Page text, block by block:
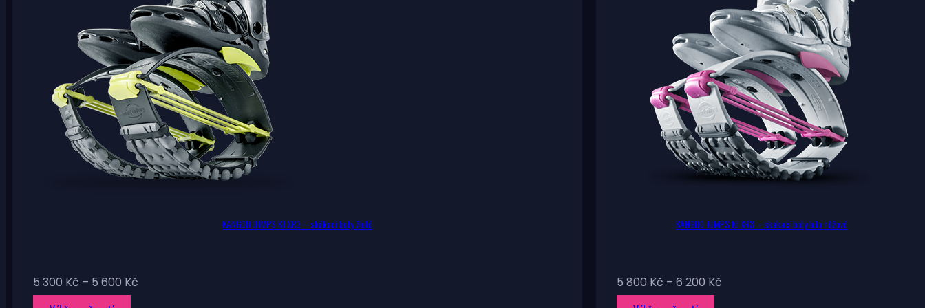
stránce
produktu
KANGOO JUMPS KJ XR3 – skákací boty žluté
5 300 Kč – 5 600 Kč
KANGOO JUMPS KJ XR3 – skákací boty bílo-růžové
5 800 Kč – 6 200 Kč